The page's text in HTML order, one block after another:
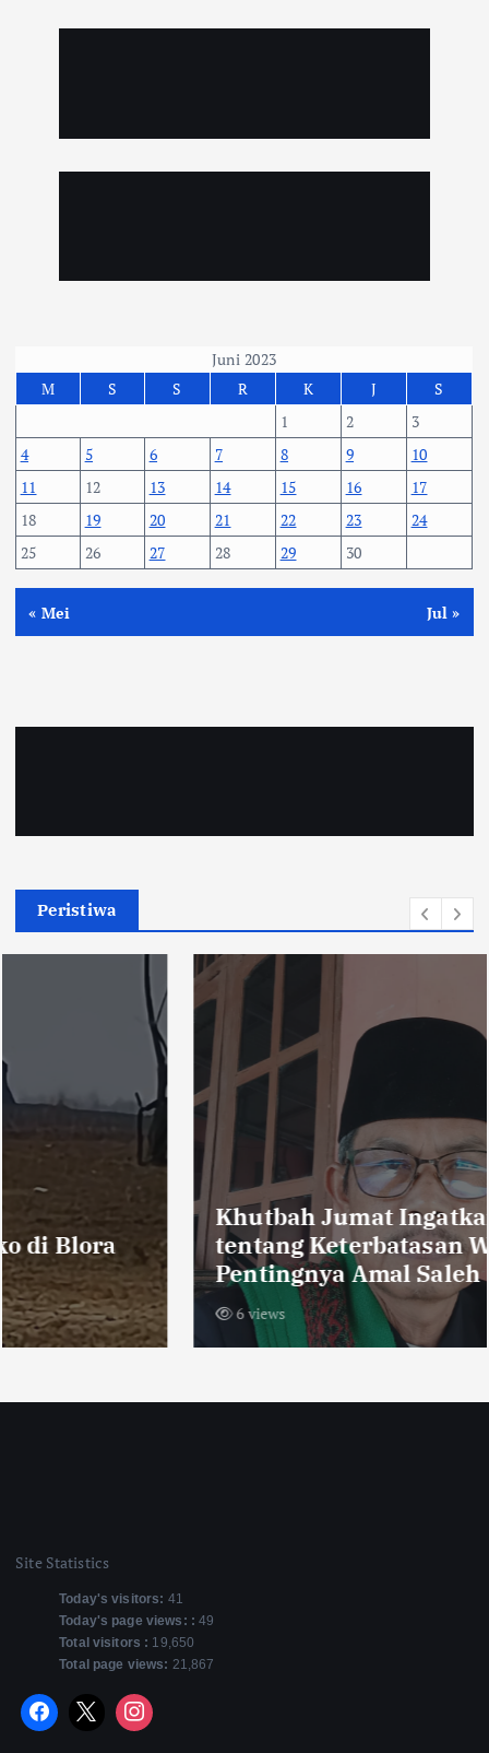
Juni 2023
M
S S R K J
S
1
2
3
4
5 6 7 8 9
10
11
12 13 14 15 16
17
18
19 20 21 22 23
24
25
26 27 28 29 30
« Mei Jul »
Peristiwa
Khutbah Jumat Ingatkan Jamaah
tentang Keterbatasan Waktu dan
Pentingnya Amal Saleh
6 views
Site Statistics
Today's visitors: 41
Today's page views: :49
Total visitors : 19,650
Total page views: 21,867